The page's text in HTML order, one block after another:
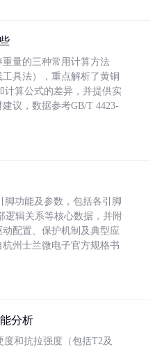
量的三种常用计算方法
工具法），重点解析了黄铜
计算公式的差异，并提供实
议，数据参考GB/T 4423-
脚功能及参数，包括各引脚
逻辑关系等核心数据，并附
配置、保护机制及典型应
州士兰微电子官方规格书
分析
和抗拉强度（包括T2及